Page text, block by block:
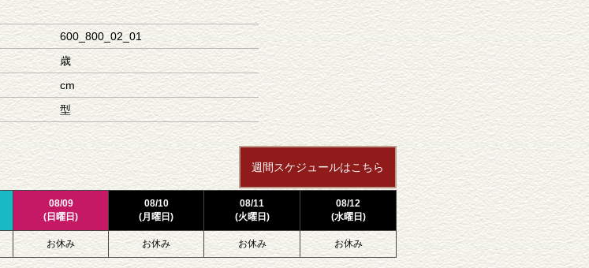
600_800_02_01
歳
cm
型
週間スケジュールはこちら
08/09
(日曜日)
08/10
(月曜日)
08/11
(火曜日)
08/12
(水曜日)
お休み お休み お休み お休み